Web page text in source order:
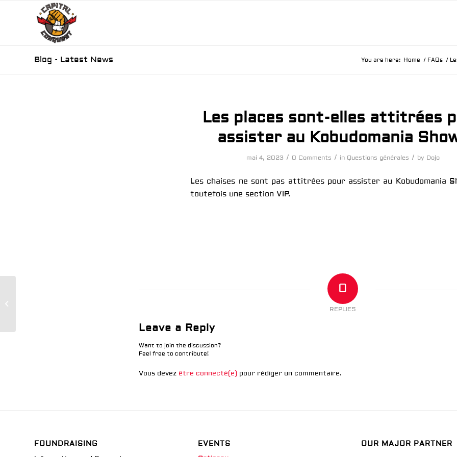
Blog - Latest News You are here: Home / FAQs /
Les places sont-elles attitrées
assister au Kobudomania
mai 4, 2023 / 0 Comments / in Questions générales / by Dojo
Les chaises ne sont pas attitrées pour assister au Kobudomania
toutefois une section VIP.
0
REPLIES
Leave a Reply
Want to join the discussion?
Feel free to contribute!
Vous devez être connecté(e) pour rédiger un commentaire.
FOUNDRAISING EVENTS OUR MAJOR PARTNER